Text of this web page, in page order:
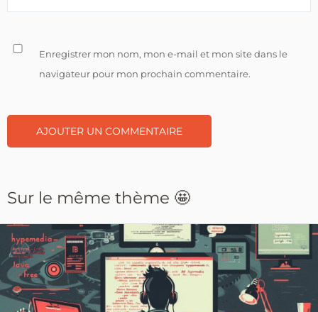
Enregistrer mon nom, mon e-mail et mon site dans le
navigateur pour mon prochain commentaire.
Sur le même thème 🤩